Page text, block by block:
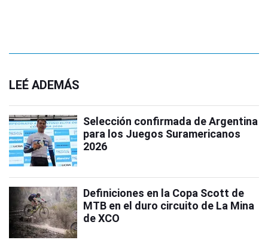
LEÉ ADEMÁS
Selección confirmada de Argentina
para los Juegos Suramericanos
2026
Definiciones en la Copa Scott de
MTB en el duro circuito de La Mina
de XCO